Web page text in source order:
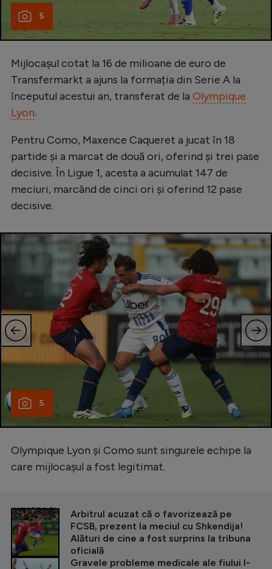
5
Mijlocașul cotat la 16 de milioane de euro de
Transfermarkt a ajuns la formația din Serie A la
începutul acestui an, transferat de la Olympique
Lyon.
Pentru Como, Maxence Caqueret a jucat în 18
partide și a marcat de două ori, oferind și trei pase
decisive. În Ligue 1, acesta a acumulat 147 de
meciuri, marcând de cinci ori și oferind 12 pase
decisive.
5
Olympique Lyon și Como sunt singurele echipe la
care mijlocașul a fost legitimat.
CITEȘTE ȘI
Arbitrul acuzat că o favorizează pe
FCSB, prezent la meciul cu Shkendija!
Alături de cine a fost surprins la tribuna
oficială
Gravele probleme medicale ale fiului l-